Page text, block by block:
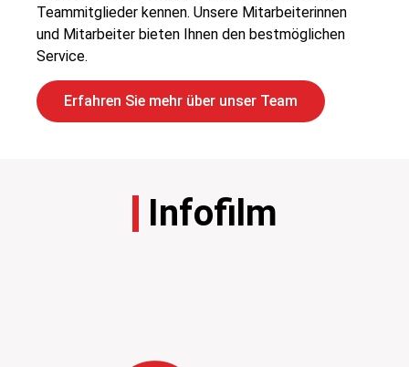
Teammitglieder kennen. Unsere Mitarbeiterinnen
und Mitarbeiter bieten Ihnen den bestmöglichen
Service.
Erfahren Sie mehr über unser Team
Infofilm